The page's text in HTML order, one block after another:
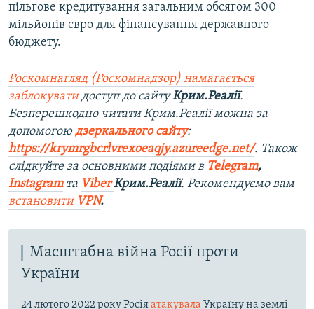
пільгове кредитування загальним обсягом 300
мільйонів євро для фінансування державного
бюджету.
Роскомнагляд (Роскомнадзор) намагається
заблокуватидоступ до сайтуКрим.Реалії.
Безперешкодно читати Крим.Реалії можна за
допомогою дзеркального сайту:
https://krymrgbcrlvrexoeaqjy.azureedge.net/. Також
слідкуйте за основними подіями в Telegram,
Instagramта ViberКрим.Реалії. Рекомендуємо вам
встановити VPN.
Масштабна війна Росії проти
України
24 лютого 2022 року Росіяатакувала Україну на землі